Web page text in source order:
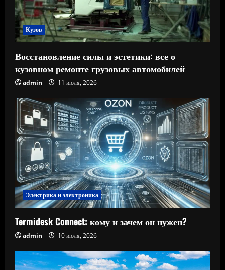
Кузов
Восстановление силы и эстетики: все о
кузовном ремонте грузовых автомобилей
admin 11 июля, 2026
Электрика и электроника
Termidesk Connect: кому и зачем он нужен?
admin 10 июля, 2026